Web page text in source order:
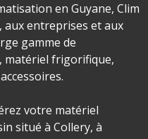
en Guyane, Clim
aux entreprises et aux
gamme de
matériel frigorifique,
votre matériel
situé à Collery, à